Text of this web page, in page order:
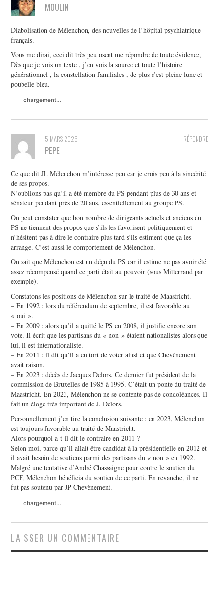
MOULIN
Diabolisation de Mélenchon, des nouvelles de l’hôpital psychiatrique
français.
Vous me dirai, ceci dit très peu osent me répondre de toute évidence,
Dès que je vois un texte , j’en vois la source et toute l’histoire
générationnel , la constellation familiales , de plus s’est pleine lune et
poubelle bleu.
chargement…
RÉPONDRE
5 MARS 2026
PEPE
Ce que dit JL Mélenchon m’intéresse peu car je crois peu à la sincérité
de ses propos.
N’oublions pas qu’il a été membre du PS pendant plus de 30 ans et
sénateur pendant près de 20 ans, essentiellement au groupe PS.
On peut constater que bon nombre de dirigeants actuels et anciens du
PS ne tiennent des propos que s’ils les favorisent politiquement et
n’hésitent pas à dire le contraire plus tard s’ils estiment que ça les
arrange. C’est aussi le comportement de Mélenchon.
On sait que Mélenchon est un déçu du PS car il estime ne pas avoir été
assez récompensé quand ce parti était au pouvoir (sous Mitterrand par
exemple).
Constatons les positions de Mélenchon sur le traité de Maastricht.
– En 1992 : lors du référendum de septembre, il est favorable au
« oui ».
– En 2009 : alors qu’il a quitté le PS en 2008, il justifie encore son
vote. Il écrit que les partisans du « non » étaient nationalistes alors que
lui, il est internationaliste.
– En 2011 : il dit qu’il a eu tort de voter ainsi et que Chevènement
avait raison.
– En 2023 : décès de Jacques Delors. Ce dernier fut président de la
commission de Bruxelles de 1985 à 1995. C’était un ponte du traité de
Maastricht. En 2023, Mélenchon ne se contente pas de condoléances. Il
fait un éloge très important de J. Delors.
Personnellement j’en tire la conclusion suivante : en 2023, Mélenchon
est toujours favorable au traité de Maastricht.
Alors pourquoi a-t-il dit le contraire en 2011 ?
Selon moi, parce qu’il allait être candidat à la présidentielle en 2012 et
il avait besoin de soutiens parmi des partisans du « non » en 1992.
Malgré une tentative d’André Chassaigne pour contre le soutien du
PCF, Mélenchon bénéficia du soutien de ce parti. En revanche, il ne
fut pas soutenu par JP Chevènement.
chargement…
LAISSER UN COMMENTAIRE